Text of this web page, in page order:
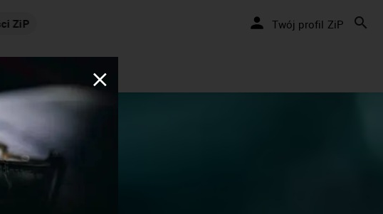
Twój profil ZiP